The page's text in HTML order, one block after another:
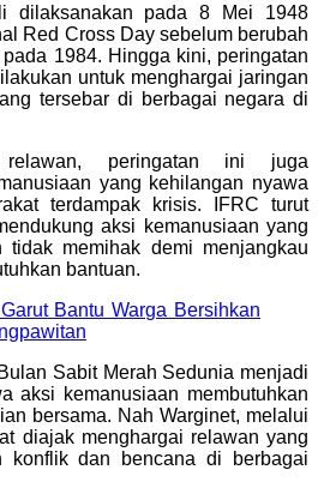
dilaksanakan pada 8 Mei 1948
Red Cross Day sebelum berubah
1984. Hingga kini, peringatan
untuk menghargai jaringan
tersebar di berbagai negara di
relawan, peringatan ini juga
yang kehilangan nyawa
terdampak krisis. IFRC turut
aksi kemanusiaan yang
tidak memihak demi menjangkau
bantuan.
Bantu Warga Bersihkan
Sabit Merah Sedunia menjadi
aksi kemanusiaan membutuhkan
bersama. Nah Warginet, melalui
diajak menghargai relawan yang
konflik dan bencana di berbagai